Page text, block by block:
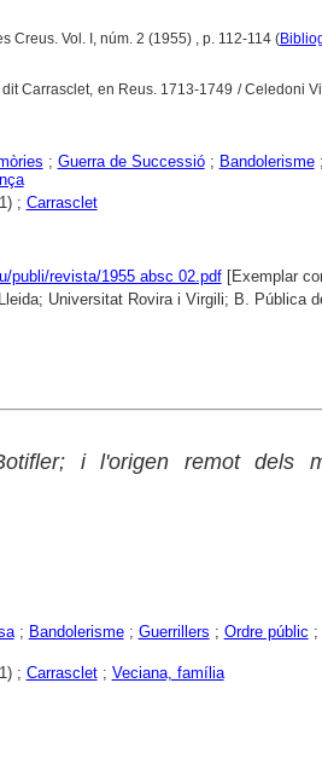
Creus. Vol. I, núm. 2 (1955) , p. 112-114 (
Carrasclet, en Reus. 1713-1749 / Celedoni
; Guerra de Successió; Bandolerisme;
; Carrasclet
publi/revista/1955 absc 02.pdf[Exemplar
Universitat Rovira i Virgili; B. Pública
i l'origen remot dels
; Bandolerisme; Guerrillers ; Ordre públic ;
; Carrasclet; Veciana, família